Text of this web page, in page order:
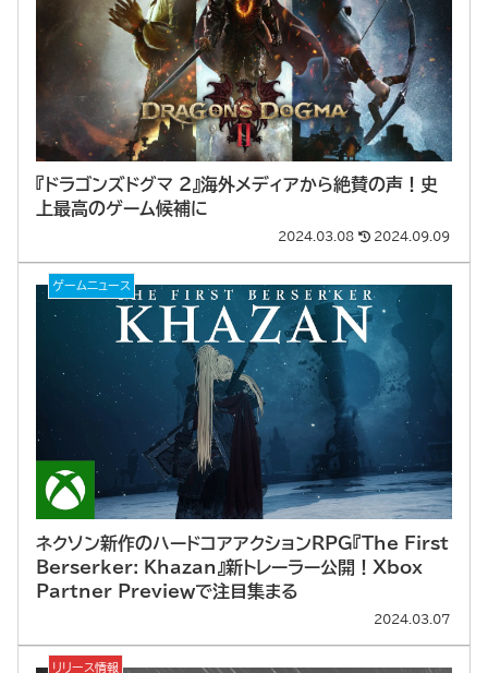
『ドラゴンズドグマ 2』海外メディアから絶賛の声！史
上最高のゲーム候補に
2024.03.08 2024.09.09
ゲームニュース
ネクソン新作のハードコアアクションRPG『The First
Berserker: Khazan』新トレーラー公開！Xbox
Partner Previewで注目集まる
2024.03.07
リリース情報